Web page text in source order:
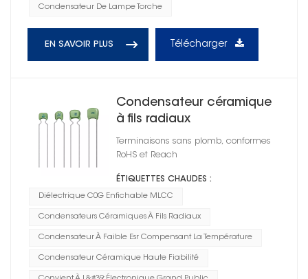
Condensateur De Lampe Torche
EN SAVOIR PLUS Télécharger
Condensateur céramique
à fils radiaux
Terminaisons sans plomb, conformes
RoHS et Reach
ÉTIQUETTES CHAUDES :
Diélectrique C0G Enfichable MLCC
Condensateurs Céramiques À Fils Radiaux
Condensateur À Faible Esr Compensant La Température
Condensateur Céramique Haute Fiabilité